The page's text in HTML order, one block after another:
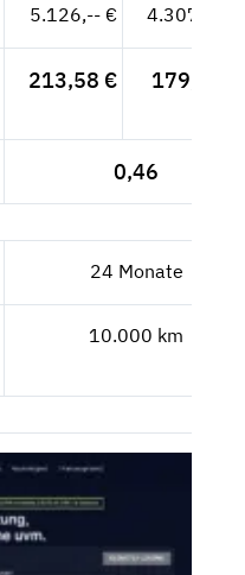
5.126,-- € 4.307,56 €
213,58 € 179,48 €
0,46
24 Monate
10.000 km